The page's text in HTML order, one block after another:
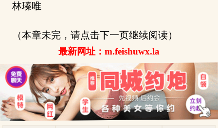
林瑧唯
（本章未完，请点击下一页继续阅读）
最新网址：m.feishuwx.la